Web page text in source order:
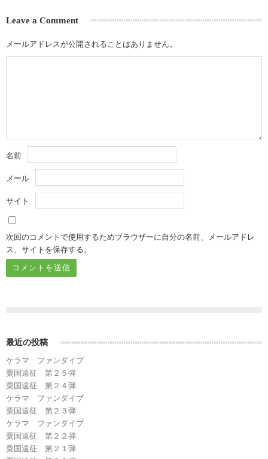
Leave a Comment
メールアドレスが公開されることはありません。
名前
メール
サイト
次回のコメントで使用するためブラウザーに自分の名前、メールアドレ
ス、サイトを保存する。
最近の投稿
ケラマ ファンダイブ
粟国遠征 第２５弾
粟国遠征 第２４弾
ケラマ ファンダイブ
粟国遠征 第２３弾
ケラマ ファンダイブ
粟国遠征 第２２弾
粟国遠征 第２１弾